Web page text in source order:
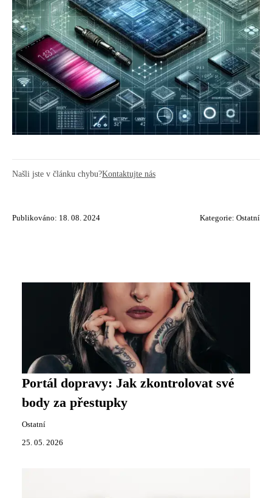
Našli jste v článku chybu?Kontaktujte nás
Publikováno: 18. 08. 2024 Kategorie: Ostatní
Portál dopravy: Jak zkontrolovat své
body za přestupky
Ostatní
25. 05. 2026